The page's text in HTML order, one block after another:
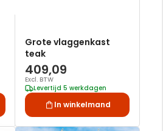
Grote vlaggenkast
teak
409,09
Excl. BTW
Levertijd 5 werkdagen
In winkelmand